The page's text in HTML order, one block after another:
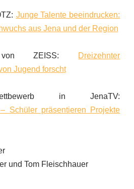
JungeTalente beeindrucken:
aus Jena und der Region
von ZEISS: Dreizehnter
Jugend forscht
in JenaTV:
Schüler präsentieren Projekte
und Tom Fleischhauer